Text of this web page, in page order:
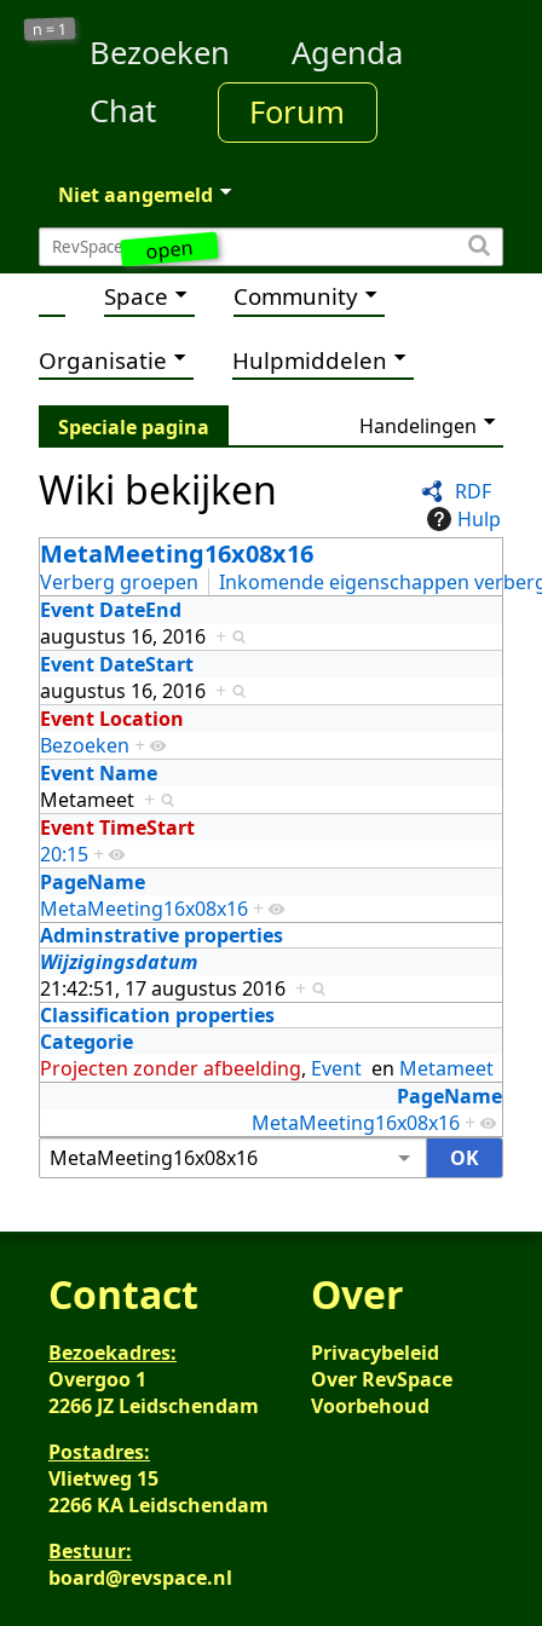
open
n = 1
Bezoeken
Agenda
Chat
Forum
Niet aangemeld
Space Community
Organisatie Hulpmiddelen
Speciale pagina Handelingen
RDF
Hulp
Wiki bekijken
MetaMeeting16x08x16
Verberg groepen
Inkomende eigenschappen
Event DateEnd
augustus 16, 2016 +
Event DateStart
augustus 16, 2016 +
Event Location
Bezoeken +
Event Name
Metameet +
Event TimeStart
20:15 +
PageName
MetaMeeting16x08x16 +
Adminstrative properties
Wijzigingsdatum
21:42:51, 17 augustus 2016 +
Classification properties
Categorie
Projecten zonder afbeelding, Event en Metameet
PageName
MetaMeeting16x08x16 +
Contact
Bezoekadres:
Overgoo 1
2266 JZ Leidschendam
Postadres:
Vlietweg 15
2266 KA Leidschendam
Bestuur:
board@revspace.nl
Over
Privacybeleid
Over RevSpace
Voorbehoud